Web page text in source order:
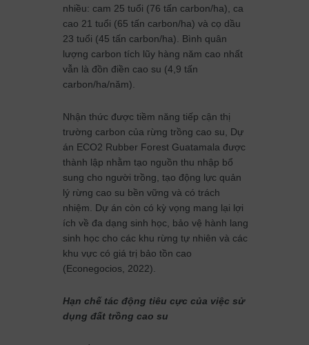
nhiều: cam 25 tuổi (76 tấn carbon/ha), ca
cao 21 tuổi (65 tấn carbon/ha) và cọ dầu
23 tuổi (45 tấn carbon/ha). Bình quân
lượng carbon tích lũy hàng năm cao nhất
vẫn là đồn điền cao su (4,9 tấn
carbon/ha/năm).
Nhận thức được tiềm năng tiếp cận thị
trường carbon của rừng trồng cao su, Dự
án ECO2 Rubber Forest Guatamala được
thành lập nhằm tạo nguồn thu nhập bổ
sung cho người trồng, tạo động lực quản
lý rừng cao su bền vững và có trách
nhiệm. Dự án còn có kỳ vọng mang lại lợi
ích về đa dạng sinh học, bảo vệ hành lang
sinh học cho các khu rừng tự nhiên và các
khu vực có giá trị bảo tồn cao
(Econegocios, 2022).
Hạn chế tác động tiêu cực của việc sử
dụng đất trồng cao su